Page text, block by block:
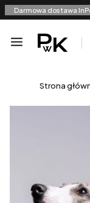
Darmowa dostawa
Menu
Strona